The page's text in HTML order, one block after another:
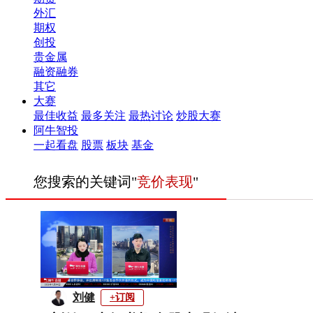
外汇
期权
创投
贵金属
融资融券
其它
大赛
最佳收益 最多关注 最热讨论 炒股大赛
阿牛智投
一起看盘 股票 板块 基金
您搜索的关键词"竞价表现"
刘健 +订阅